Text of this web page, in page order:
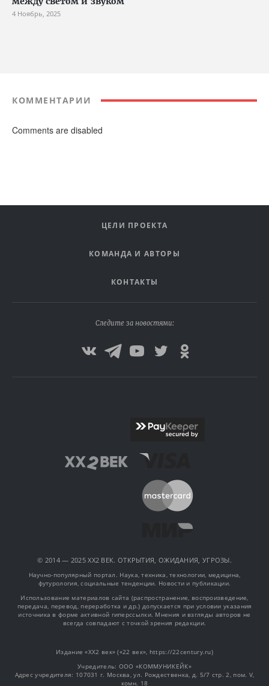
4 Ноябрь, 2025
КОММЕНТАРИИ
Comments are disabled
ЦЕЛИ ПРОЕКТА
КОМАНДА И АВТОРЫ
КОНТАКТЫ
Следите за новостями:
© 2014 — 2025 XX2 ВЕК. ОТКРЫТИЯ, ОЖИДАНИЯ, УГРОЗЫ.
Научно-популярный портал. Наука, техника, технологии, медицина,
футурология, социальные тенденции. Новости и публикации.
Использование материалов сайта (распространение, воспроизведение,
передача, перевод, переработка и др.) допускается при условии указания
источника в форме активной гиперссылки. Мнения и взгляды авторов не
всегда совпадают с точкой зрения редакции.
Издание «XX2 век» («22 век», https://22century.ru)
Учредитель: OOO «КОММУНИКЕЙК»
Адрес учредителя: 107031 г. Москва, ул. Рождественка, д. 5/7 стр. 2, пом. V,
комн. 18